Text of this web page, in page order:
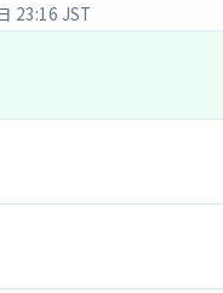
23:16 JST